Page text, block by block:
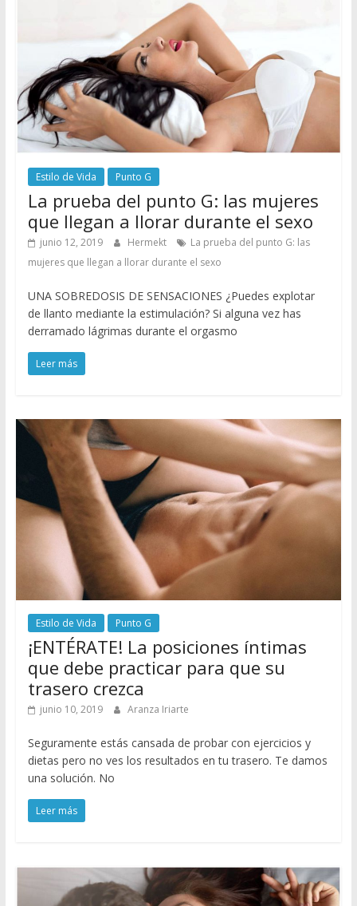
Estilo de Vida Punto G
La prueba del punto G: las mujeres
que llegan a llorar durante el sexo
junio 12, 2019 Hermekt
La prueba del punto G: las
mujeres que llegan a llorar durante el sexo
UNA SOBREDOSIS DE SENSACIONES ¿Puedes explotar
de llanto mediante la estimulación? Si alguna vez has
derramado lágrimas durante el orgasmo
Leer más
Estilo de Vida Punto G
¡ENTÉRATE! La posiciones íntimas
que debe practicar para que su
trasero crezca
junio 10, 2019 Aranza Iriarte
Seguramente estás cansada de probar con ejercicios y
dietas pero no ves los resultados en tu trasero. Te damos
una solución. No
Leer más